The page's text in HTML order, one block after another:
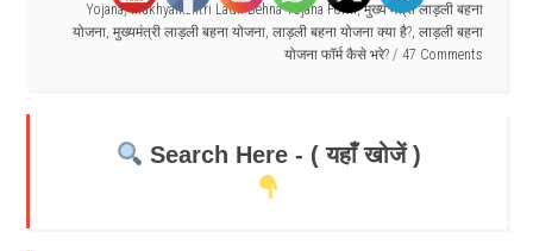
Yojana,Mukhyamantri Ladli Behna Yojana Form,मुख्य मंत्री लाड़ली बहना
योजना, मुख्यमंत्री लाड़ली बहना योजना, लाड़ली बहना योजना क्या है?, लाड़ली बहना
योजना फॉर्म कैसे भरे?
47 Comments
Search Here - ( यहाँ खोजें )